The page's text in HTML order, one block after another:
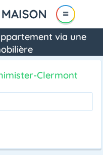
via une
Clermont